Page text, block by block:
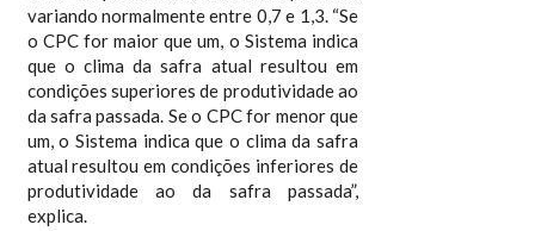
variando normalmente entre 0,7 e 1,3. “Se
o CPC for maior que um, o Sistema indica
que o clima da safra atual resultou em
condições superiores de produtividade ao
da safra passada. Se o CPC for menor que
um, o Sistema indica que o clima da safra
atual resultou em condições inferiores de
produtividade ao da safra passada”,
explica.